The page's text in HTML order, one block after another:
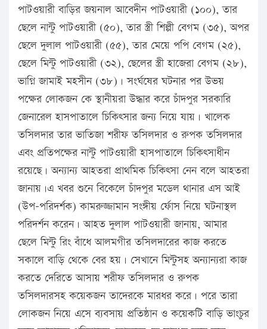
পাটওয়ারী বাড়ির জয়নাল আবেদীন পাটওয়ারী (১০০), তার
ছেলে নান্টু পাটওয়ারী (৫০), তার স্ত্রী শিল্পী বেগম (৩৫), অপর
ছেলে দুলাল পাটওয়ারী (৫৫), তার মেয়ে পপি বেগম (২৫),
ছেলে মিন্টু পাটওয়ারী (৩২), ছেলের স্ত্রী হাজেরা বেগম (২৮),
ভাগ্নি জামাই মহসীন (৩৮)। সংর্ঘষের ঘটনার পর উভয়
পক্ষের লোকজন কে স্থানীয়রা উদ্ধার করে চাঁদপুর সরকারি
জেনারেল হাসপাতালে চিকিৎসার জন্য নিয়ে যায়। খালেক
তসিলদার তার ভাতিজা শরীফ তসিলদার ও রুপক তসিলদার
এবং প্রতিপক্ষের নান্টু পাটওয়ারী হাসপাতালে চিকিৎসাধীন
রয়েছে। অন্যান্য আহতরা প্রাথমিক চিকিৎসা নেন বলে আহতরা
জানায়।এ খবর শুনে বিকেলে চাঁদপুর মডেল থানার এস আই
(উপ-পরিদর্শক) কামরুজ্জামান সংঙ্গীয় র্ফোস নিয়ে ঘটনাস্থল
পরিদর্শন করেন। আহত দুলাল পাটওয়ারী জানায়, আমার
ছেলে মিন্টু রিং বাঁধে আলমগীর তসিলদারের কাজ করতে
সকালে বাড়ি থেকে বের হয়। সেখানে মিন্টুসহ অন্যান্যরা কাজ
করতে দেরিতে আসায় শরীফ তসিলদার ও রুপক
তসিলদারসহ কয়েকজন তাদেরকে মারধর করে। পরে তারা
লোকজন নিয়ে এসে ব্যবসায় প্রতিষ্ঠান ও কয়েকটি বাড়ি ভাংচুর